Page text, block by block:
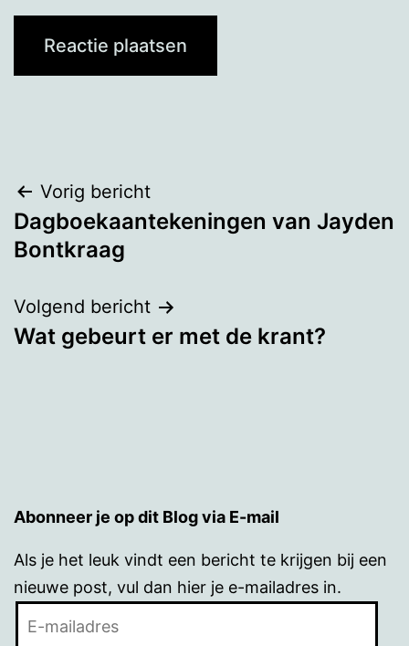
Bericht
navigatie
Vorig bericht
Dagboekaantekeningen van Jayden
Bontkraag
Volgend bericht
Wat gebeurt er met de krant?
Abonneer je op dit Blog via E-mail
Als je het leuk vindt een bericht te krijgen bij een
nieuwe post, vul dan hier je e-mailadres in.